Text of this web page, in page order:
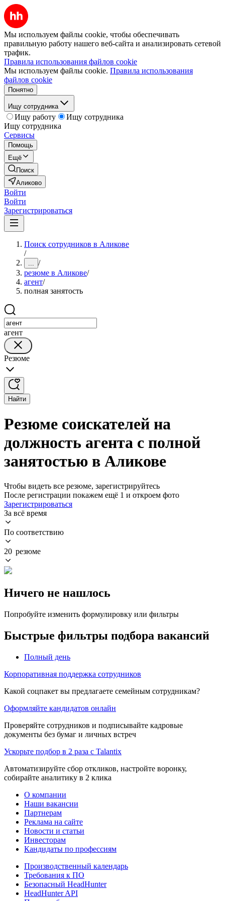
Мы используем файлы cookie, чтобы обеспечивать
правильную работу нашего веб-сайта и анализировать сетевой
трафик.
Правила использования файлов cookie
Мы используем файлы cookie. Правила использования
файлов cookie
Понятно
Ищу сотрудника
Ищу работу
Ищу сотрудника
Ищу сотрудника
Сервисы
Помощь
Ещё
Поиск
Аликово
Войти
Войти
Зарегистрироваться
Поиск сотрудников в Аликове
/
... /
резюме в Аликове/
агент/
полная занятость
агент
Резюме
Найти
Резюме соискателей на
должность агента с полной
занятостью в Аликове
Чтобы видеть все резюме, зарегистрируйтесь
После регистрации покажем ещё 1 и откроем фото
Зарегистрироваться
За всё время
По соответствию
20 резюме
Ничего не нашлось
Попробуйте изменить формулировку или фильтры
Быстрые фильтры подбора вакансий
Полный день
Корпоративная поддержка сотрудников
Какой соцпакет вы предлагаете семейным сотрудникам?
Оформляйте кандидатов онлайн
Проверяйте сотрудников и подписывайте кадровые
документы без бумаг и личных встреч
Ускорьте подбор в 2 раза с Talantix
Автоматизируйте сбор откликов, настройте воронку,
собирайте аналитику в 2 клика
О компании
Наши вакансии
Партнерам
Реклама на сайте
Новости и статьи
Инвесторам
Кандидаты по профессиям
Производственный календарь
Требования к ПО
Безопасный HeadHunter
HeadHunter API